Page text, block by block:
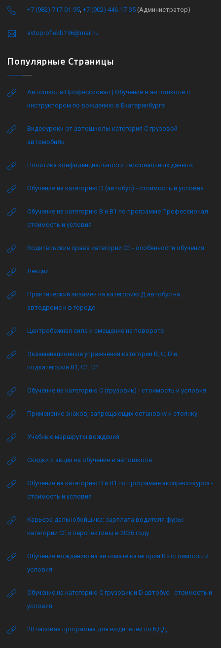
+7 (982) 717-01-95, +7 (902) 446-17-35 (Администратор)
avtoprofiekb196@mail.ru
Популярные Страницы
Автошкола Профессионал | Обучение в автошколе с
инструктором по вождению в Екатеринбурге
Видеоуроки от автошколы категория C грузовой
автомобиль
Политика конфиденциальности персональных данных
Обучение на категорию D (автобус) - стоимость и условия
Обучение на категорию B и B1 по программе Профессионал -
стоимость и условия
Водительские права категории CE - особенности обучения
Лекции
Практический экзамен на категорию Д автобус на
автодроме и в городе
Центробежная сила и смещение на повороте
Экзаменационные упражнения категории B, C, D и
подкатегории B1, C1, D1
Обучение на категорию C (грузовик) - стоимость и условия
Применение знаков, запрещающих остановку и стоянку
Учебные маршруты вождения
Скидки и акции на обучение в автошколе
Обучение на категорию B и B1 по программе экспресс-курса -
стоимость и условия
Карьера дальнобойщика: зарплата водителя фуры
категории CE и перспективы в 2026 году
Обучение вождению на автомате категории B - стоимость и
условия
Обучение на категорию C грузовик и D автобус - стоимость и
условия
20 часовая программа для водителей по БДД